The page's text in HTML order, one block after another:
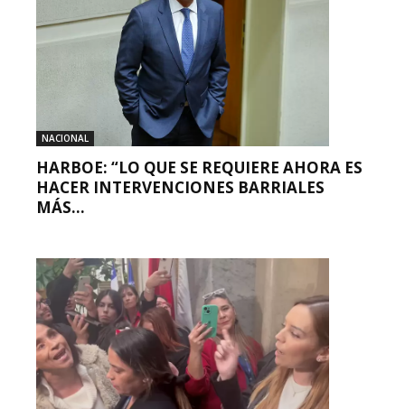
NACIONAL
HARBOE: “LO QUE SE REQUIERE AHORA ES
HACER INTERVENCIONES BARRIALES
MÁS...